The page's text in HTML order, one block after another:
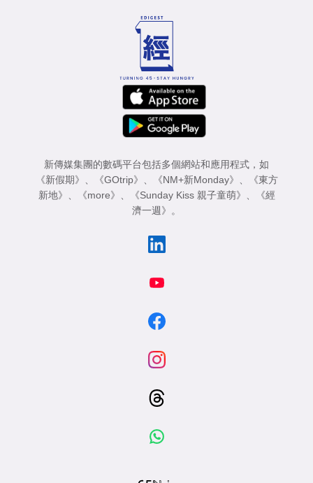
新傳媒集團的數碼平台包括多個網站和應用程式，如
《新假期》 、 《GOtrip》 、 《NM+新Monday》 、
《東方
新地》 、 《more》 、 《Sunday Kiss 親子童萌》 、
《經
濟一週》 。